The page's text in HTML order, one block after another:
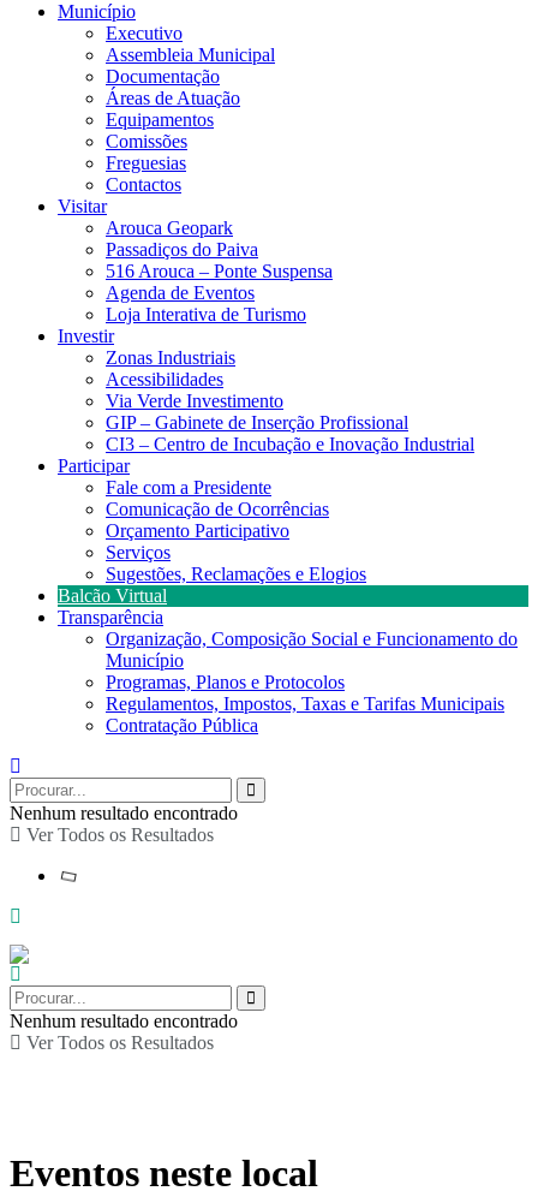
Município
Executivo
Assembleia Municipal
Documentação
Áreas de Atuação
Equipamentos
Comissões
Freguesias
Contactos
Visitar
Arouca Geopark
Passadiços do Paiva
516 Arouca – Ponte Suspensa
Agenda de Eventos
Loja Interativa de Turismo
Investir
Zonas Industriais
Acessibilidades
Via Verde Investimento
GIP – Gabinete de Inserção Profissional
CI3 – Centro de Incubação e Inovação Industrial
Participar
Fale com a Presidente
Comunicação de Ocorrências
Orçamento Participativo
Serviços
Sugestões, Reclamações e Elogios
Balcão Virtual
Transparência
Organização, Composição Social e Funcionamento do
Município
Programas, Planos e Protocolos
Regulamentos, Impostos, Taxas e Tarifas Municipais
Contratação Pública
Nenhum resultado encontrado
Ver Todos os Resultados
Nenhum resultado encontrado
Ver Todos os Resultados
Eventos neste local